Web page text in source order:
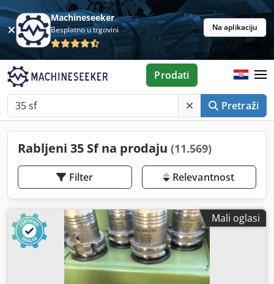
Machineseeker
Besplatno u trgovini Na aplikaciju
Pretraži
Prodati
Rabljeni 35 Sf na prodaju (11.569)
Filter Relevantnost
Mali oglasi